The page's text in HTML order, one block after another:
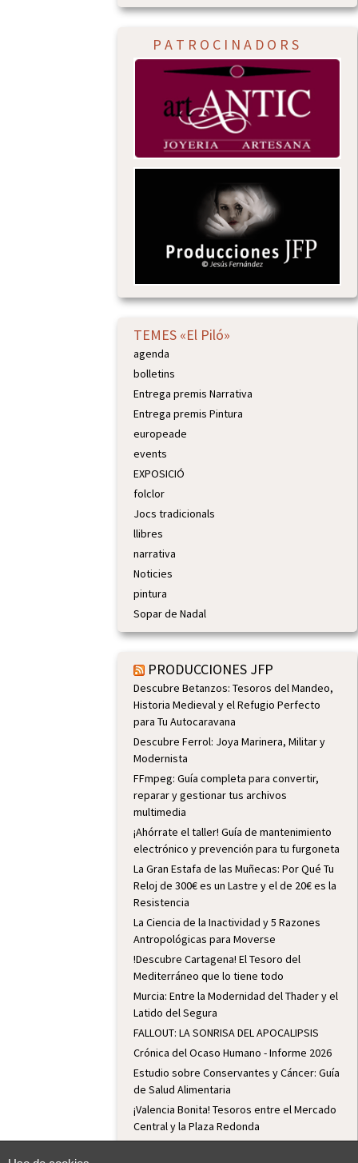
P A T R O C I N A D O R S
TEMES «El Piló»
agenda
bolletins
Entrega premis Narrativa
Entrega premis Pintura
europeade
events
EXPOSICIÓ
folclor
Jocs tradicionals
llibres
narrativa
Noticies
pintura
Sopar de Nadal
PRODUCCIONES JFP
Descubre Betanzos: Tesoros del Mandeo,
Historia Medieval y el Refugio Perfecto
para Tu Autocaravana
Descubre Ferrol: Joya Marinera, Militar y
Modernista
FFmpeg: Guía completa para convertir,
reparar y gestionar tus archivos
multimedia
¡Ahórrate el taller! Guía de mantenimiento
electrónico y prevención para tu furgoneta
La Gran Estafa de las Muñecas: Por Qué Tu
Reloj de 300€ es un Lastre y el de 20€ es la
Resistencia
La Ciencia de la Inactividad y 5 Razones
Antropológicas para Moverse
!Descubre Cartagena! El Tesoro del
Mediterráneo que lo tiene todo
Murcia: Entre la Modernidad del Thader y el
Latido del Segura
FALLOUT: LA SONRISA DEL APOCALIPSIS
Crónica del Ocaso Humano - Informe 2026
Estudio sobre Conservantes y Cáncer: Guía
de Salud Alimentaria
¡Valencia Bonita! Tesoros entre el Mercado
Central y la Plaza Redonda
¡Descubre el secreto mejor guardado de